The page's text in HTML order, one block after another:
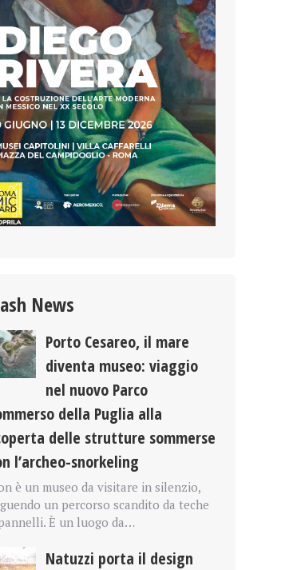
News
Porto Cesareo, il mare
diventa museo: viaggio
nel nuovo Parco
della Puglia alla
delle strutture sommerse
l’archeo-snorkeling
è un museo da visitare in silenzio,
un percorso scandito da teche
È un luogo da…
Natuzzi porta il design